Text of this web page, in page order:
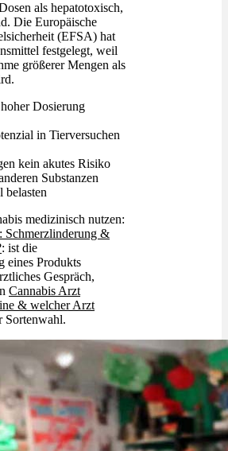
als hepatotoxisch,
Die Europäische
(EFSA) hat
festgelegt, weil
größerer Mengen als
Dosierung
in Tierversuchen
kein akutes Risiko
Substanzen
belasten
medizinisch nutzen:
Schmerzlinderung &
: ist die
eines Produkts
Gespräch,
Cannabis Arzt
& welcher Arzt
Sortenwahl.